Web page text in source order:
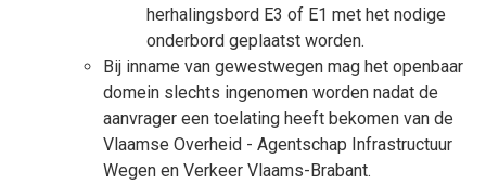
herhalingsbord E3 of E1 met het nodige
onderbord geplaatst worden.
Bij inname van gewestwegen mag het openbaar
domein slechts ingenomen worden nadat de
aanvrager een toelating heeft bekomen van de
Vlaamse Overheid - Agentschap Infrastructuur
Wegen en Verkeer Vlaams-Brabant.